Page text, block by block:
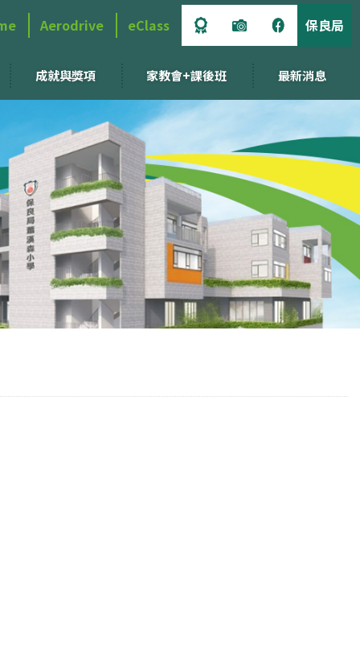
Aerodrive eClass 保良局
成就與獎項 家教會+課後班 最新消息